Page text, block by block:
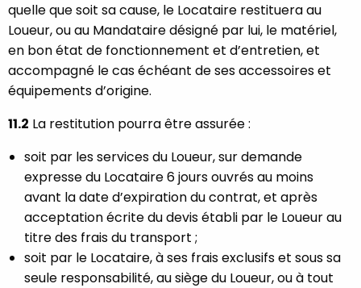
quelle que soit sa cause, le Locataire restituera au
Loueur, ou au Mandataire désigné par lui, le matériel,
en bon état de fonctionnement et d’entretien, et
accompagné le cas échéant de ses accessoires et
équipements d’origine.
11.2 La restitution pourra être assurée :
soit par les services du Loueur, sur demande
expresse du Locataire 6 jours ouvrés au moins
avant la date d’expiration du contrat, et après
acceptation écrite du devis établi par le Loueur au
titre des frais du transport ;
soit par le Locataire, à ses frais exclusifs et sous sa
seule responsabilité, au siège du Loueur, ou à tout